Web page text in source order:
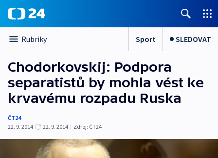
Rubriky Sport SLEDOVAT
Chodorkovskij: Podpora
separatistů by mohla vést ke
krvavému rozpadu Ruska
ČT24
22. 9. 2014
22. 9. 2014 | Zdroj: ČT24